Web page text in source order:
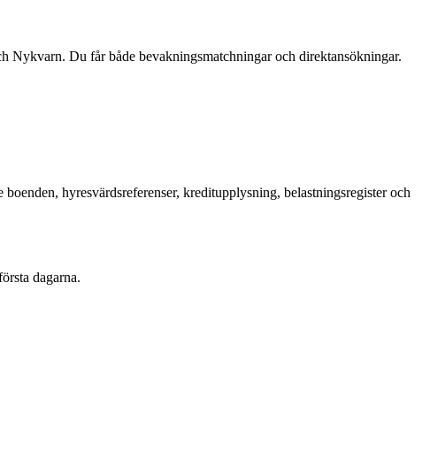
Nykvarn. Du får både bevakningsmatchningar och direktansökningar.
hyresvärdsreferenser, kreditupplysning, belastningsregister och
dagarna.